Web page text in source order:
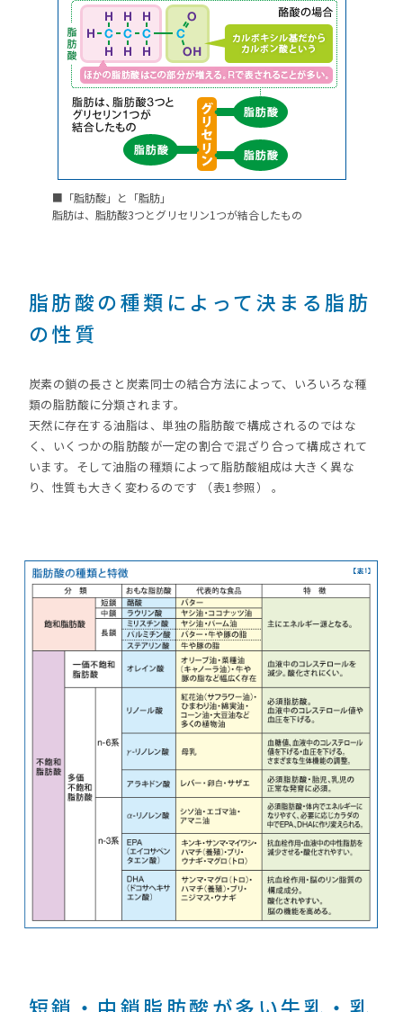
■「脂肪酸」と「脂肪」
脂肪は、脂肪酸3つとグリセリン1つが結合したもの
脂肪酸の種類によって決まる脂肪
の性質
炭素の鎖の長さと炭素同士の結合方法によって、いろいろな種
類の脂肪酸に分類されます。
天然に存在する油脂は、単独の脂肪酸で構成されるのではな
く、いくつかの脂肪酸が一定の割合で混ざり合って構成されて
います。そして油脂の種類によって脂肪酸組成は大きく異な
り、性質も大きく変わるのです （表1参照） 。